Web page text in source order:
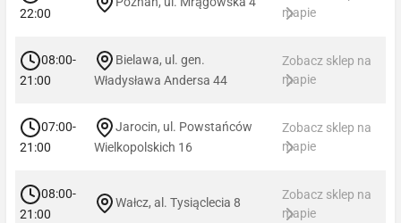
22:00
mapie
08:00-
21:00
Bielawa, ul. gen.
Władysława Andersa 44
Zobacz sklep na
mapie
07:00-
21:00
Jarocin, ul. Powstańców
Wielkopolskich 16
Zobacz sklep na
mapie
08:00-
21:00
Wałcz, al. Tysiąclecia 8
Zobacz sklep na
mapie